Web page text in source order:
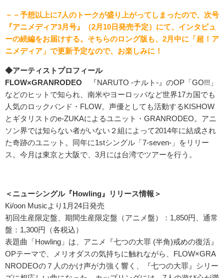
－－予想以上に7人のトークが盛り上がってしまったので、次号
『アニメディア3月号』（2月10日発売予定）にて、インタビュ
ーの続編をお届けする。そちらのロング版も、2月中に「超！ア
ニメディア」で更新予定なので、お楽しみに！
◆アーティストプロフィール
FLOW×GRANRODEO 『NARUTO -ナルト-』のOP「GO!!!」
などのヒットで知られ、南米やヨーロッパなど世界17カ国でも
人気のロックバンド・FLOW。声優としても活動するKISHOW
とギタリストのe-ZUKAによるユニット・GRANRODEO。アニ
ソン界では知らない者がいない２組によって2014年に結成され
た奇跡のユニット。同年に1stシングル「7-seven-」をリリー
ス。今月は東京と大阪で、3月には台湾でツアーを行う。
＜ニューシングル『Howling』リリース情報＞
Ki/oon Musicより1月24日発売
初回生産限定盤、期間生産限定盤（アニメ盤）：1,850円、通常
盤：1,300円（各税込）
表題曲「Howling」は、アニメ『七つの大罪 (半角)戒めの復活』
OPテーマで、メリオダスの気持ちに触れながら、FLOW×GRA
NRODEOの７人のかけ声が力強く響く、『七つの大罪』シリー